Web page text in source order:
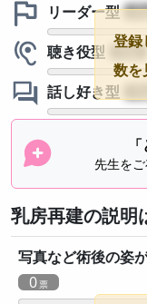
リーダー型
?
聴き役型
?
話し好き型
先生を
登録
数を
乳房再建の説明
写真など術後の姿
0